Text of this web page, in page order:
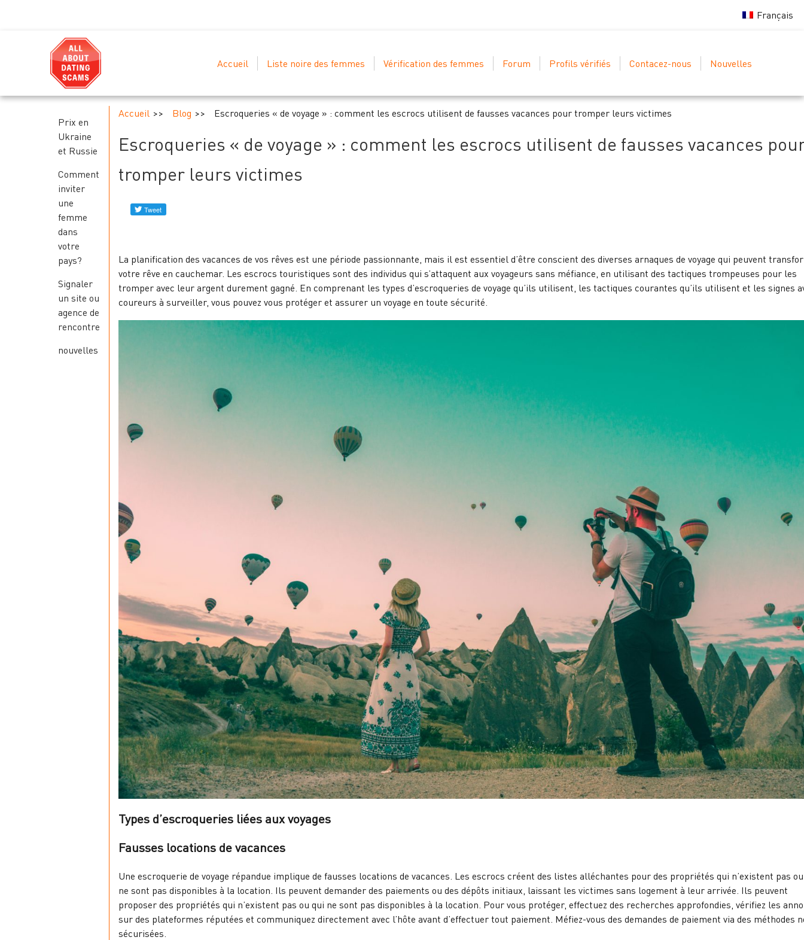
Français
Accueil Liste noire des femmes Vérification des femmes Forum Profils vérifiés Contacez-nous Nouvelles
Prix en
Ukraine
et Russie
Comment
inviter
une
femme
dans
votre
pays?
Signaler
un site ou
agence de
rencontre
nouvelles
Accueil Blog Escroqueries « de voyage » : comment les escrocs utilisent de fausses vacances pour tromper leurs victimes
Escroqueries « de voyage » : comment les escrocs utilisent de fausses vacances
tromper leurs victimes
La planification des vacances de vos rêves est une période passionnante, mais il est essentiel d’être conscient des diverses arnaques de voyage qui peuvent
votre rêve en cauchemar. Les escrocs touristiques sont des individus qui s’attaquent aux voyageurs sans méfiance, en utilisant des tactiques trompeuses pour les
tromper avec leur argent durement gagné. En comprenant les types d’escroqueries de voyage qu’ils utilisent, les tactiques courantes qu’ils utilisent et les signes
coureurs à surveiller, vous pouvez vous protéger et assurer un voyage en toute sécurité.
Types d’escroqueries liées aux voyages
Fausses locations de vacances
Une escroquerie de voyage répandue implique de fausses locations de vacances. Les escrocs créent des listes alléchantes pour des propriétés qui n’existent pas
ne sont pas disponibles à la location. Ils peuvent demander des paiements ou des dépôts initiaux, laissant les victimes sans logement à leur arrivée. Ils peuvent
proposer des propriétés qui n’existent pas ou qui ne sont pas disponibles à la location. Pour vous protéger, effectuez des recherches approfondies, vérifiez les
sur des plateformes réputées et communiquez directement avec l’hôte avant d’effectuer tout paiement. Méfiez-vous des demandes de paiement via des méthodes
sécurisées.